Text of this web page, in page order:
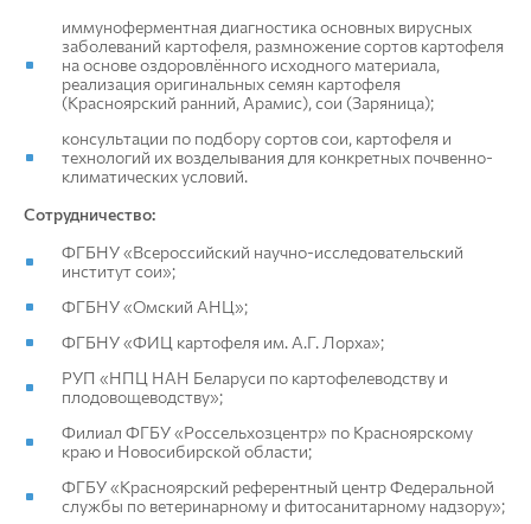
иммуноферментная диагностика основных вирусных
заболеваний картофеля, размножение сортов картофеля
на основе оздоровлённого исходного материала,
реализация оригинальных семян картофеля
(Красноярский ранний, Арамис), сои (Заряница);
консультации по подбору сортов сои, картофеля и
технологий их возделывания для конкретных почвенно-
климатических условий.
Сотрудничество:
ФГБНУ «Всероссийский научно-исследовательский
институт сои»;
ФГБНУ «Омский АНЦ»;
ФГБНУ «ФИЦ картофеля им. А.Г. Лорха»;
РУП «НПЦ НАН Беларуси по картофелеводству и
плодовощеводству»;
Филиал ФГБУ «Россельхозцентр» по Красноярскому
краю и Новосибирской области;
ФГБУ «Красноярский референтный центр Федеральной
службы по ветеринарному и фитосанитарному надзору»;